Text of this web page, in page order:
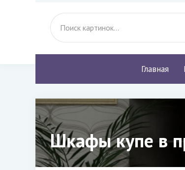
Главная
Шкафы купе в